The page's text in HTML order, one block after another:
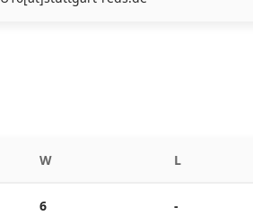
W L
6 -